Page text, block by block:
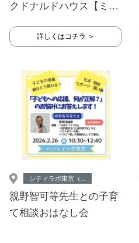
クドナルドハウス【ミー
詳しくはコチラ ＞
シティラボ東京（...
親野智可等先生との子育
て相談おはなし会